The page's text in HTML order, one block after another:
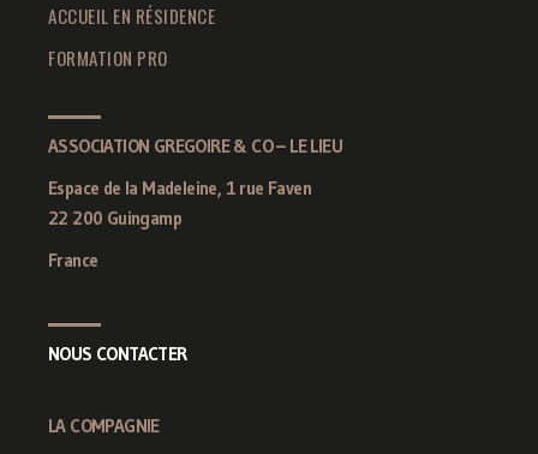
ACCUEIL EN RÉSIDENCE
FORMATION PRO
ASSOCIATION GREGOIRE & CO – LE LIEU
Espace de la Madeleine, 1 rue Faven
22 200 Guingamp
France
NOUS CONTACTER
LA COMPAGNIE